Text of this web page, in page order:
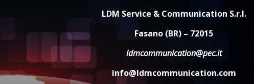
5
Grazia
pronta a
LDM Service & Communication S.r.l.
Fasano (BR) – 72015
ldmcommunication@pec.it
info@ldmcommunication.com